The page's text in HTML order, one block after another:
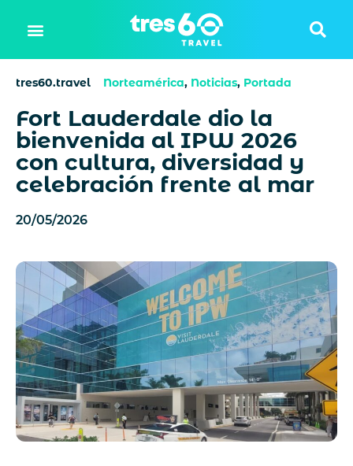
tres60.travel Norteamérica, Noticias, Portada
Fort Lauderdale dio la
bienvenida al IPW 2026
con cultura, diversidad y
celebración frente al mar
20/05/2026